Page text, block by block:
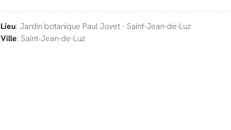
Lieu: Jardin botanique Paul Jovet - Saint-Jean-de-Luz
Ville: Saint-Jean-de-Luz